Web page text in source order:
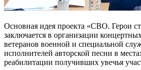
Основная идея проекта «СВО. Герои
заключается в организации
ветеранов военной и специальной
исполнителей авторской песни в
реабилитации получивших увечья